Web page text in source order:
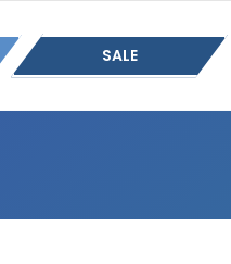
SALE